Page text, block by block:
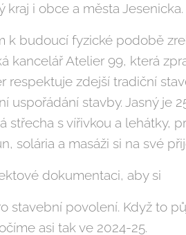
i obce a města Jesenicka.
k budoucí fyzické podobě
kancelář Atelier 99, která
respektuje zdejší tradiční
uspořádání stavby. Jasný je
střecha s vířivkou a lehátky,
solária a masáži si na své
dokumentaci, aby si
stavební povolení. Když to
asi tak ve 2024-25.